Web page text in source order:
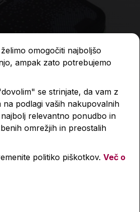
zadrgami, St. Right, Football
omogočiti najboljšo
ampak zato potrebujemo
se strinjate, da vam z
na podlagi vaših nakupovalnih
relevantno ponudbo in
omrežjih in preostalih
politiko piškotkov. Več o